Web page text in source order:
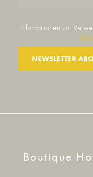
Informationen zur
NEWSLETTER
Boutique